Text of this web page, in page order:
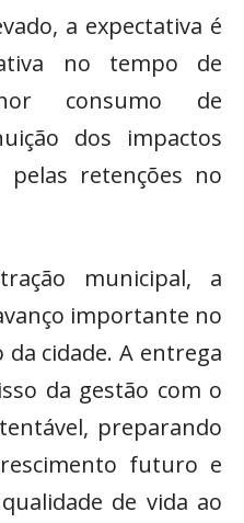
a expectativa é
no tempo de
consumo de
dos impactos
pelas retenções no
municipal, a
importante no
cidade. A entrega
da gestão com o
preparando
futuro e
de vida ao